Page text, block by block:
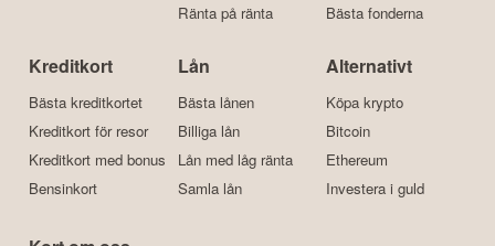
Ränta på ränta
Bästa fonderna
Kreditkort
Bästa kreditkortet
Kreditkort för resor
Kreditkort med bonus
Bensinkort
Lån
Bästa lånen
Billiga lån
Lån med låg ränta
Samla lån
Alternativt
Köpa krypto
Bitcoin
Ethereum
Investera i guld